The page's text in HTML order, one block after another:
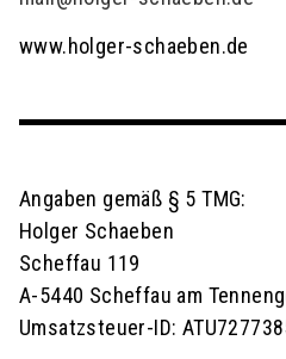
www.holger-schaeben.de
Angaben gemäß § 5 TMG:
Holger Schaeben
Scheffau 119
A-5440 Scheffau am
Umsatzsteuer-ID: